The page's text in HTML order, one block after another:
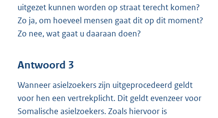
uitgezet kunnen worden op straat terecht komen?
Zo ja, om hoeveel mensen gaat dit op dit moment?
Zo nee, wat gaat u daaraan doen?
Antwoord 3
Wanneer asielzoekers zijn uitgeprocedeerd geldt
voor hen een vertrekplicht. Dit geldt evenzeer voor
Somalische asielzoekers. Zoals hiervoor is